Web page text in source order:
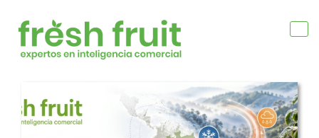
content
Blog